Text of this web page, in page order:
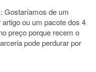
Gostaríamos de um
ou um pacote dos 4
preço porque recem o
pode perdurar por